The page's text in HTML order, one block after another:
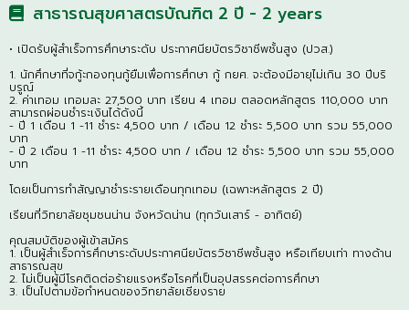
สาธารณสุขศาสตรบัณฑิต 2 ปี - 2 years
• เปิดรับผู้สำเร็จการศึกษาระดับ ประกาศนียบัตรวิชาชีพชั้นสูง (ปวส.)
1. นักศึกษาที่จกู้ะกองทุนกู้ยืมเพื่อการศึกษา กู้ กยศ. จะต้องมีอายุไม่เกิน 30 ปีบริ
บรูณ์
2. ค่าเทอม เทอมละ 27,500 บาท เรียน 4 เทอม ตลอดหลักสูตร 110,000 บาท
สามารถผ่อนชำระเงินได้ดังนี้
- ปี 1 เดือน 1 -11 ชำระ 4,500 บาท / เดือน 12 ชำระ 5,500 บาท รวม 55,000
บาท
- ปี 2 เดือน 1 -11 ชำระ 4,500 บาท / เดือน 12 ชำระ 5,500 บาท รวม 55,000
บาท
โดยเป็นการทำสัญญาชำระรายเดือนทุกเทอม (เฉพาะหลักสูตร 2 ปี)
เรียนที่วิทยาลัยชุมชนน่าน จังหวัดน่าน (ทุกวันเสาร์ - อาทิตย์)
คุณสมบัติของผู้เข้าสมัคร
1. เป็นผู้สำเร็จการศึกษาระดับประกาศนียบัตรวิชาชีพชั้นสูง หรือเทียบเท่า ทางด้าน
สาธารณสุข
2. ไม่เป็นผู้มีโรคติดต่อร้ายแรงหรือโรคที่เป็นอุปสรรคต่อการศึกษา
3. เป็นไปตามข้อกำหนดของวิทยาลัยเชียงราย